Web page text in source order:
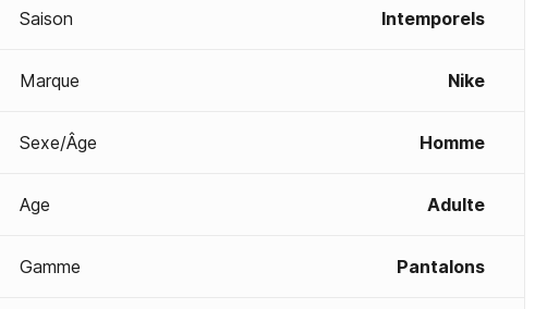
Saison Intemporels
Marque Nike
Sexe/Âge Homme
Age Adulte
Gamme Pantalons